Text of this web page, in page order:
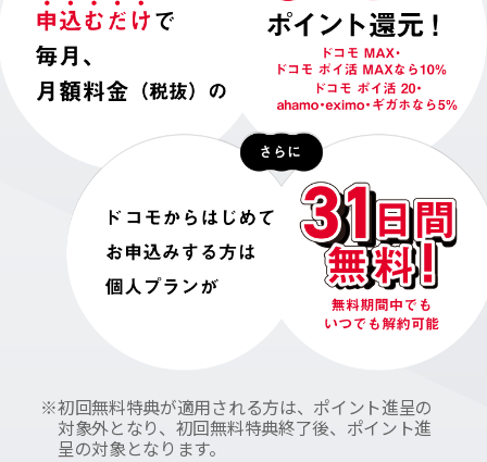
※初回無料特典が適用される方は、ポイント進呈の
対象外となり、初回無料特典終了後、ポイント進
呈の対象となります。